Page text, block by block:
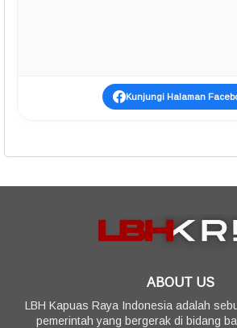
Kunjungi Halaman
ABOUT US
LBH Kapuas Raya Indonesia adalah
pemerintah yang bergerak di bidang